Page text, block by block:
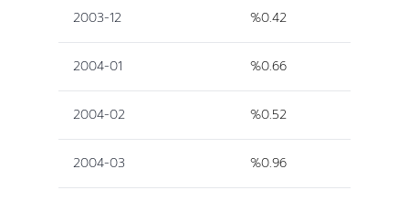
2003-12 %0.42
2004-01 %0.66
2004-02 %0.52
2004-03 %0.96